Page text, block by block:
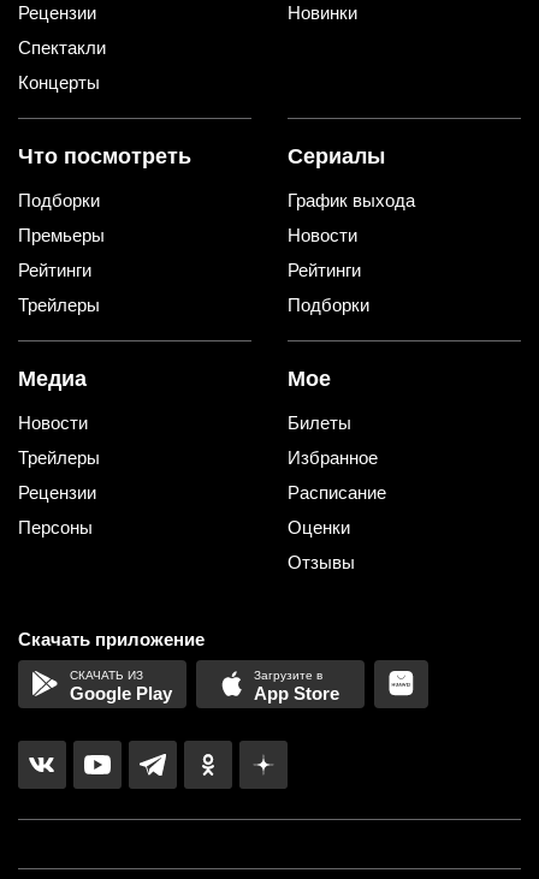
Рецензии
Спектакли
Концерты
Новинки
Что посмотреть
Подборки
Премьеры
Рейтинги
Трейлеры
Сериалы
График выхода
Новости
Рейтинги
Подборки
Медиа
Новости
Трейлеры
Рецензии
Персоны
Мое
Билеты
Избранное
Расписание
Оценки
Отзывы
Скачать приложение
Google Play App Store